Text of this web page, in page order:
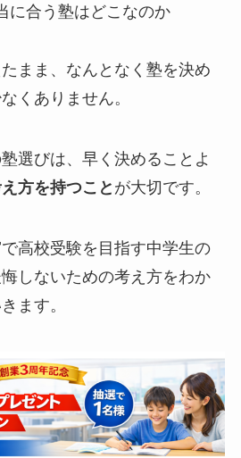
に合う塾はどこなのか
まま、なんとなく塾を決め
くありません。
選びは、早く決めることよ
方を持つこと が大切です。
高校受験を目指す中学生の
しないための考え方をわか
ます。